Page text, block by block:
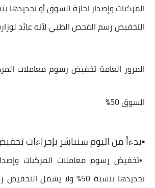
المركبات وإصدار اجازة السوق
التخفيض رسم الفحص الطبي لأنه عائد
المرور العامة تخفيض رسوم معاملات
السوق 50%
▪️بدءاً من اليوم سنباشر بإجراءات
▪️تخفيض رسوم معاملات المركبات
تجديدها بنسبة 50% ولا يشمل